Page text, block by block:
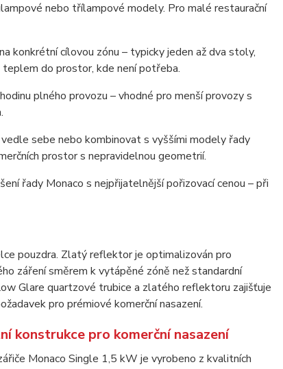
nebo třílampové modely. Pro malé restaurační
konkrétní cílovou zónu – typicky jeden až dva stoly,
teplem do prostor, kde není potřeba.
plného provozu – vhodné pro menší provozy s
sebe nebo kombinovat s vyššími modely řady
prostor s nepravidelnou geometrií.
řady Monaco s nejpřijatelnější pořizovací cenou – při
pouzdra. Zlatý reflektor je optimalizován pro
záření směrem k vytápěné zóně než standardní
Glare quartzové trubice a zlatého reflektoru zajišťuje
pro prémiové komerční nasazení.
konstrukce pro komerční nasazení
Monaco Single 1,5 kW je vyrobeno z kvalitních